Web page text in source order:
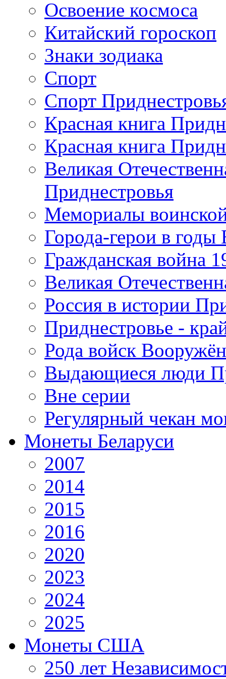
Освоение космоса
Китайский гороскоп
Знаки зодиака
Спорт
Спорт
Красная книга
Красная книга
Великая
Приднестровья
Мемориалы
Города-герои в
Гражданская война
Великая
Россия в истории
Приднестровье -
Рода войск
Выдающиеся люди
Вне серии
Регулярный чекан
Монеты Беларуси
2007
2014
2015
2016
2020
2023
2024
2025
Монеты США
250 лет